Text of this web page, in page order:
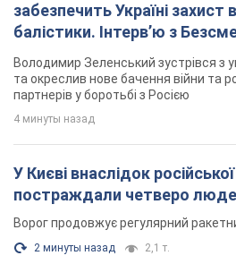
забезпечить Україні захист
балістики. Інтерв’ю з
Володимир Зеленський зустрівся з
та окреслив нове бачення війни та
партнерів у боротьбі з Росією
4 минуты назад
У Києві внаслідок
постраждали четверо
Ворог продовжує регулярний
2 минуты назад 2,1 т.